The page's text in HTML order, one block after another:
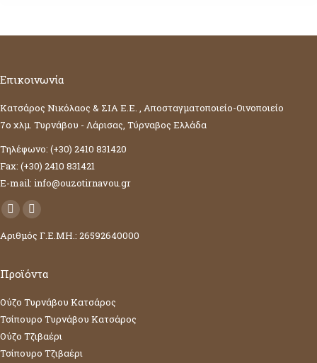
Επικοινωνία
Κατσάρος Νικόλαος & ΣΙΑ Ε.Ε. , Αποσταγματοποιείο-Οινοποιείο
7ο χλμ. Τυρνάβου - Λάρισας, Τύρναβος Ελλάδα
Τηλέφωνο: (+30) 2410 831420
Fax: (+30) 2410 831421
E-mail: info@ouzotirnavou.gr
Facebook
page
in
window
YouTube
page
in
window
Αριθμός Γ.Ε.ΜΗ.: 26592640000
Προϊόντα
Ούζο Τυρνάβου Κατσάρος
Τσίπουρο Τυρνάβου Κατσάρος
Ούζο Τζιβαέρι
Τσίπουρο Τζιβαέρι